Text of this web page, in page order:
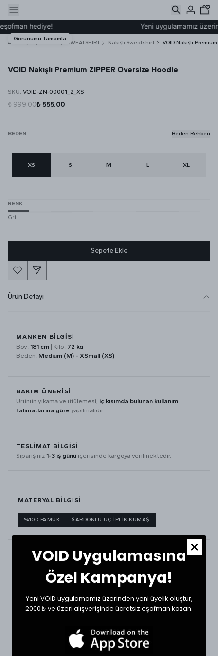
hediye! Yeni uygulamamız
Ana Sayfa SWEATSHIRT Nakışlı Sweatshirt VOID Nakışlı
Görünümü Tamamla
VOID Nakışlı Premium ZIPPER Oversize Hoodie
SKU: VOID-ZN-00001_2_XS
₺ 999.00₺ 555.00
BEDEN Beden Rehberi
XS S M L XL
RENK
Gri
Sepete Ekle
Ürün Detayı
MANKEN BİLGİSİ
Boy: 181 cm | Kilo: 72 kg
Beden: Medium (M) - XSmall (XS)
BAKIM ÖNERİSİ
Ürünün yıkama ve ütülemesi, iç kısımda bulunan kullanım
talimatlarına göre yapılmalıdır.
TESLİMAT BİLGİSİ
Siparişiniz 1-3 iş günü içerisinde kargoya verilmektedir.
MATERYAL BİLGİSİ
%100 PAMUK ŞARDONLU ÜÇ İPLİK KUMAŞ
BEDEN TABLOSU
GÖĞÜS (CM)
XSmall 59 64
61
63
VOID Uygulamasına
Özel Kampanya!
Yeni VOID uygulamamız üzerinden yeni üyelik oluştur,
2000₺ ve üzeri alışverişinde ücretsiz eşofman kazan.